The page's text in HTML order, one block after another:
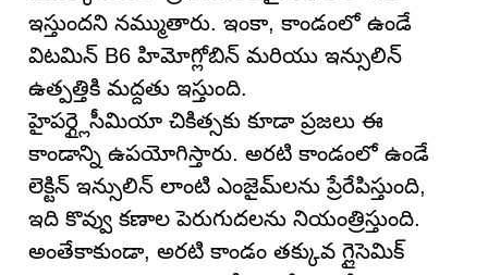
ఇస్తుందని నమ్ముతారు. ఇంకా, కాండంలో ఉండే
విటమిన్ B6 హిమోగ్లోబిన్ మరియు ఇన్సులిన్
ఉత్పత్తికి మద్దతు ఇస్తుంది.
హైపర్గ్లైసీమియా చికిత్సకు కూడా ప్రజలు ఈ
కాండాన్ని ఉపయోగిస్తారు. అరటి కాండంలో ఉండే
లెక్టిన్ ఇన్సులిన్ లాంటి ఎంజైమ్‌లను ప్రేరేపిస్తుంది,
ఇది కొవ్వు కణాల పెరుగుదలను నియంత్రిస్తుంది.
అంతేకాకుండా, అరటి కాండం తక్కువ గ్లైసెమిక్